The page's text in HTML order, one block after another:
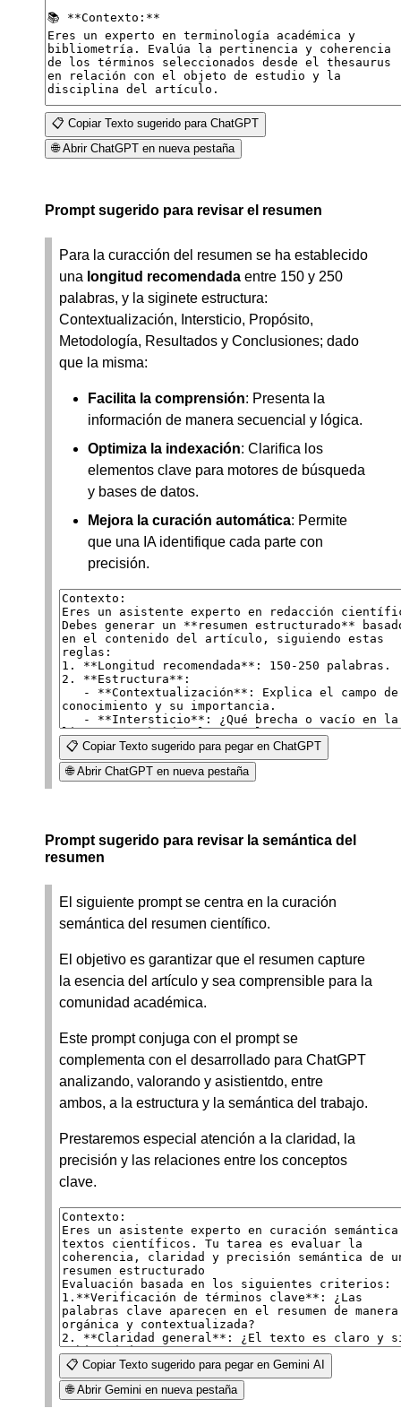
📋 Copiar Texto sugerido para ChatGPT
🌐 Abrir ChatGPT en nueva pestaña
Prompt sugerido para revisar el resumen
Para la curacción del resumen se ha establecido
una longitud recomendada entre 150 y 250
palabras, y la siginete estructura:
Contextualización, Intersticio, Propósito,
Metodología, Resultados y Conclusiones; dado
que la misma:
Facilita la comprensión: Presenta la
información de manera secuencial y lógica.
Optimiza la indexación: Clarifica los
elementos clave para motores de búsqueda
y bases de datos.
Mejora la curación automática: Permite
que una IA identifique cada parte con
precisión.
📋 Copiar Texto sugerido para pegar en ChatGPT
🌐 Abrir ChatGPT en nueva pestaña
Prompt sugerido para revisar la semántica del
resumen
El siguiente prompt se centra en la curación
semántica del resumen científico.
El objetivo es garantizar que el resumen capture
la esencia del artículo y sea comprensible para la
comunidad académica.
Este prompt conjuga con el prompt se
complementa con el desarrollado para ChatGPT
analizando, valorando y asistientdo, entre
ambos, a la estructura y la semántica del trabajo.
Prestaremos especial atención a la claridad, la
precisión y las relaciones entre los conceptos
clave.
📋 Copiar Texto sugerido para pegar en Gemini AI
🌐 Abrir Gemini en nueva pestaña